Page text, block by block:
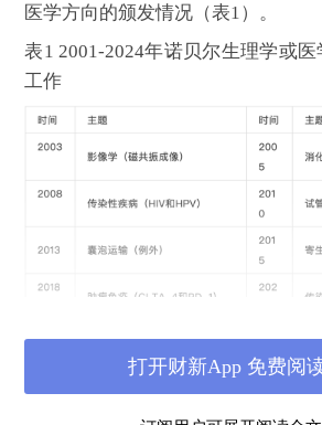
医学方向的颁发情况（表1）。
表1 2001-2024年诺贝尔生理学或
工作
通过该表可得出如下规律：首先
打开财新App 免费阅